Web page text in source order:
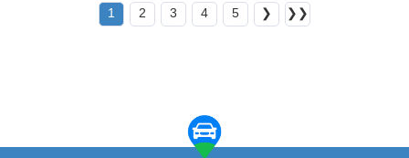
1 2 3 4 5 ❯ ❯❯